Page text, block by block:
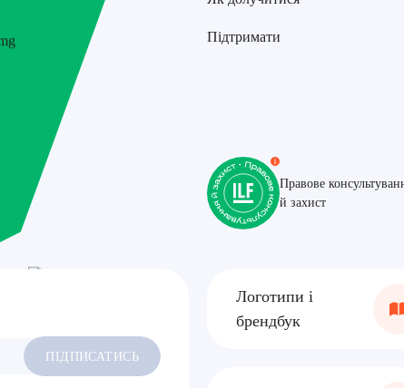
Підтримати
ILF
Правове
й захист
ПІДПИСАТИСЬ
Логотипи і
брендбук